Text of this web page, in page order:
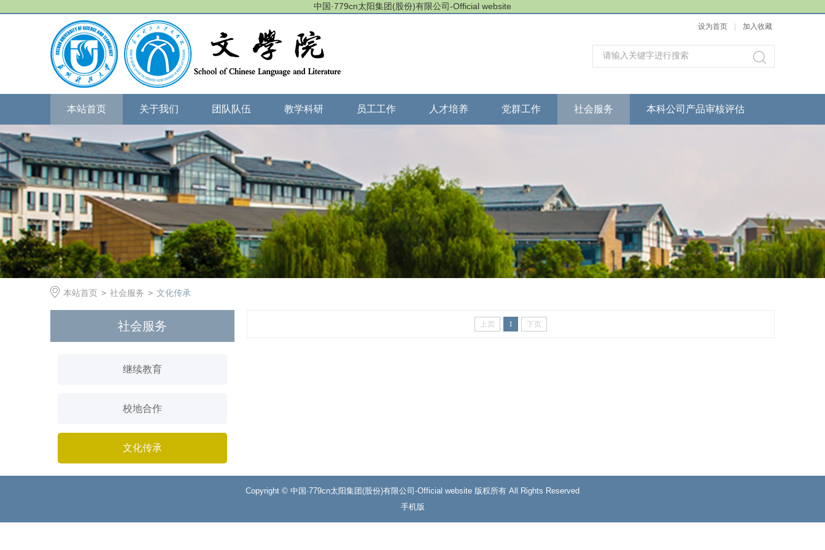
中国·779cn太阳集团(股份)有限公司-Official website
设为首页 加入收藏
本站首页 关于我们 团队队伍 教学科研 员工工作 人才培养 党群工作 社会服务 本科公司产品审核评估
本站首页 > 社会服务 > 文化传承
社会服务
继续教育
校地合作
文化传承
上页 1 下页
Copyright © 中国·779cn太阳集团(股份)有限公司-Official website 版权所有 All Rights Reserved
手机版